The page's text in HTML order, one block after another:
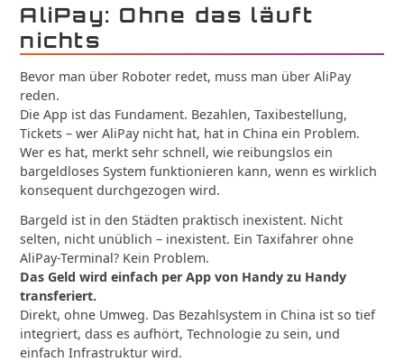
AliPay: Ohne das läuft
nichts
Bevor man über Roboter redet, muss man über AliPay
reden.
Die App ist das Fundament. Bezahlen, Taxibestellung,
Tickets – wer AliPay nicht hat, hat in China ein Problem.
Wer es hat, merkt sehr schnell, wie reibungslos ein
bargeldloses System funktionieren kann, wenn es wirklich
konsequent durchgezogen wird.
Bargeld ist in den Städten praktisch inexistent. Nicht
selten, nicht unüblich – inexistent. Ein Taxifahrer ohne
AliPay-Terminal? Kein Problem.
Das Geld wird einfach per App von Handy zu Handy
transferiert.
Direkt, ohne Umweg. Das Bezahlsystem in China ist so tief
integriert, dass es aufhört, Technologie zu sein, und
einfach Infrastruktur wird.